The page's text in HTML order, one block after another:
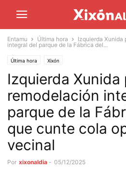
Entamu Última hora
Izquierda Xunida
integral del parque de la Fábrica del...
Última hora Xixón
Izquierda Xunida
remodelación
parque de la
que cunte cola
vecinal
Por xixonaldia - 05/12/2025